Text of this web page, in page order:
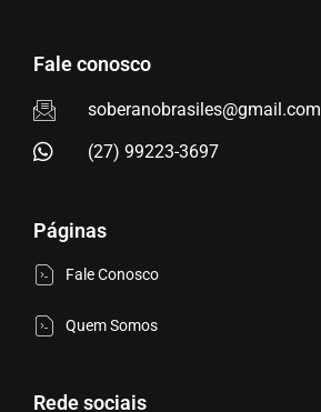
Fale conosco
soberanobrasiles@gmail.com
(27) 99223-3697
Páginas
Fale Conosco
Quem Somos
Rede sociais